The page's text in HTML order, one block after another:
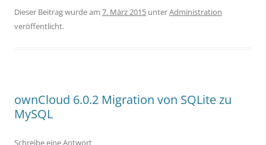
Dieser Beitrag wurde am 7. März 2015 unterAdministration
veröffentlicht.
ownCloud 6.0.2 Migration von SQLite zu
MySQL
Schreibe eine Antwort